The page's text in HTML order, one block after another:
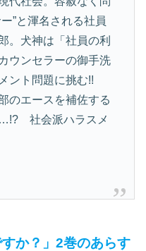
”と渾名される社員
。犬神は「社員の利
ウンセラーの御手洗
ント問題に挑む!!
のエースを補佐する
社会派ハラスメ
すか？」2巻のあらす